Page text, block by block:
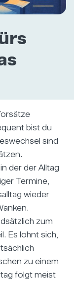
bist du
sind
der der Alltag
Termine,
wieder
zum
Es lohnt sich,
zu einem
folgt meist